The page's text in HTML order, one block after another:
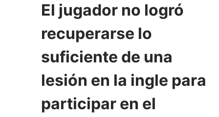
El jugador no logró
recuperarse lo
suficiente de una
lesión en la ingle para
participar en el